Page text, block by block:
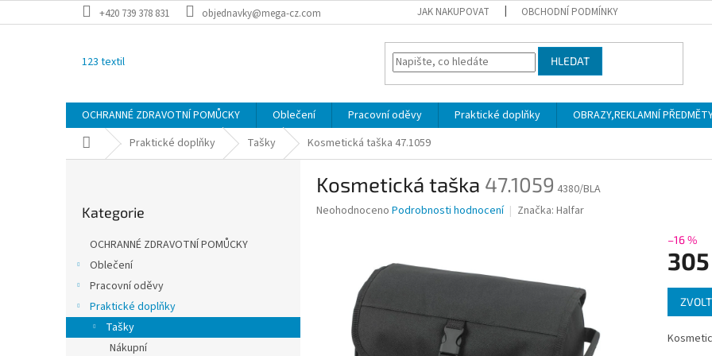
na
+420 739 378 831 objednavky@mega-cz.com JAK NAKUPOVAT OBCHODNÍ PODMÍNKY
123 textil HLEDAT
OCHRANNÉ ZDRAVOTNÍ POMŮCKY Oblečení Pracovní oděvy Praktické doplňky OBRAZY,REKLAMNÍ
Domů Praktické doplňky Tašky Kosmetická taška 47.1059
a
kategorie
Kategorie
OCHRANNÉ ZDRAVOTNÍ POMŮCKY
Oblečení
Pracovní oděvy
Praktické doplňky
Tašky
Nákupní
Kosmetická taška 47.1059 4380/BLA
Průměrné
hvězdiček.
Neohodnoceno Podrobnosti hodnocení Značka: Halfar
–16 %
Měrná
cena: